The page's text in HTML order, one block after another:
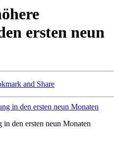
ersten neun
den ersten neun Monaten